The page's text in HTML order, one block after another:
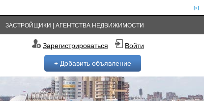
[x]
ЗАСТРОЙЩИКИ АГЕНТСТВА НЕДВИЖИМОСТИ
Зарегистрироваться Войти
+ Добавить объявление